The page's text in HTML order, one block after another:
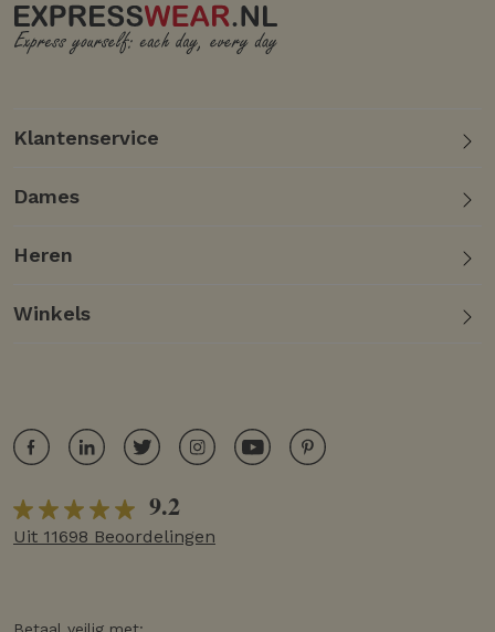
Klantenservice
Dames
Heren
Winkels
9.2
Uit 11698 Beoordelingen